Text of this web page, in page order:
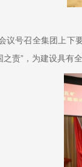
议号召全集团上下
之责”，为建设具有